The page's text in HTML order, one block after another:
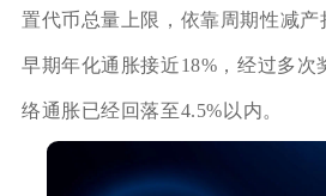
置代币总量上限，依靠周期性减产
早期年化通胀接近18%，经过多次
络通胀已经回落至4.5%以内。